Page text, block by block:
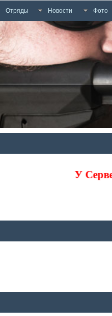
Отряды Новости Фото
У